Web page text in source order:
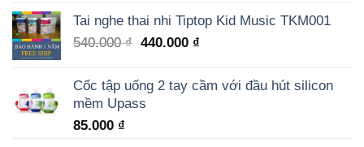
Tai nghe thai nhi Tiptop Kid Music TKM001
540.000₫ 440.000 ₫
Cốc tập uống 2 tay cầm với đầu hút silicon
mềm Upass
85.000 ₫